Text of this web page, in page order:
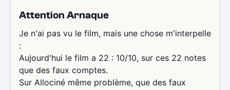
Attention Arnaque
Je n'ai pas vu le film, mais une chose m'interpelle
:
Aujourd'hui le film a 22 : 10/10, sur ces 22 notes
que des faux comptes.
Sur Allociné même problème, que des faux